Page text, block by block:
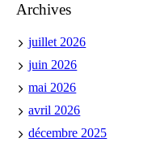
Archives
juillet 2026
juin 2026
mai 2026
avril 2026
décembre 2025